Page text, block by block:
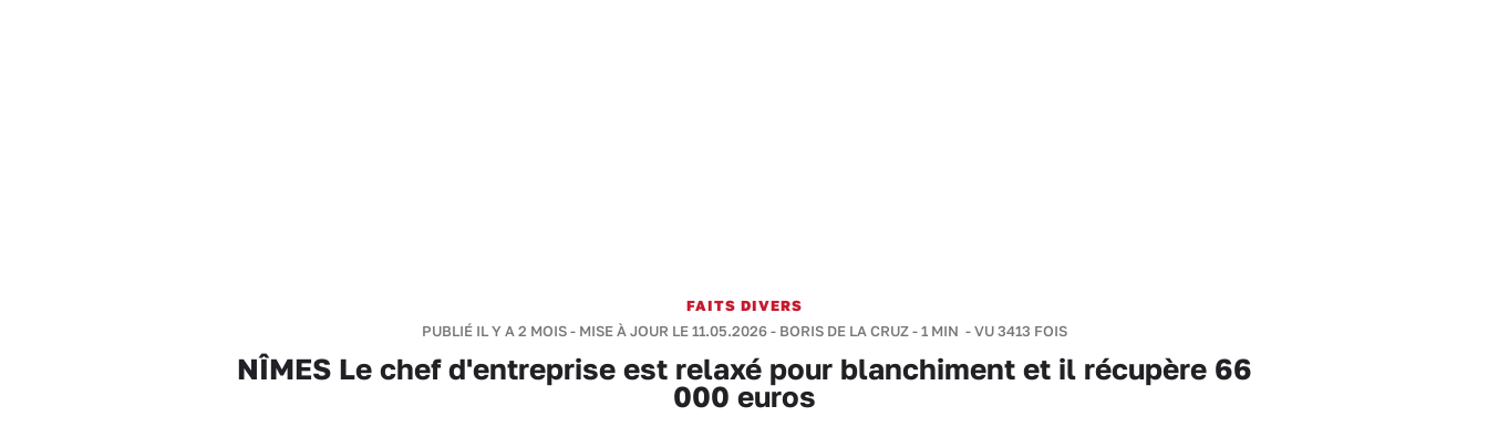
FAITS DIVERS
PUBLIÉ IL Y A 2 MOIS - MISE À JOUR LE 11.05.2026 - BORIS DE LA CRUZ-1 MIN - VU 3413 FOIS
NÎMES Le chef d'entreprise est relaxé pour blanchiment et il récupère 66
000 euros